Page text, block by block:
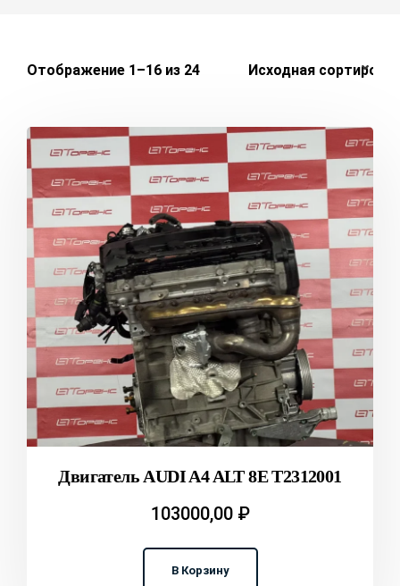
Отображение 1–16 из 24
Двигатель AUDI A4 ALT 8E T2312001
103000,00 ₽
В Корзину